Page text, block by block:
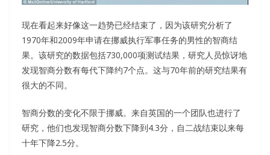
现在看起来好像这一趋势已经结束了，因为该研究分析了
1970年和2009年申请在挪威执行军事任务的男性的智商结
果。该研究的数据包括730,000项测试结果，研究人员惊讶地
发现智商分数有每代下降约7个点。这与70年前的研究结果有
很大的不同。
智商分数的变化不限于挪威。来自英国的一个团队也进行了
研究，他们也发现智商分数下降到4.3分，自二战结束以来每
十年下降2.5分。